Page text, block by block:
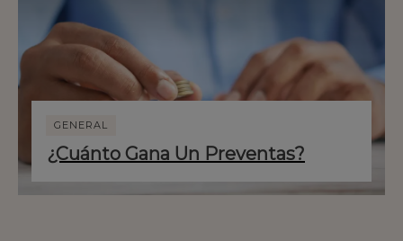
GENERAL
¿Cuánto Gana Un Preventas?